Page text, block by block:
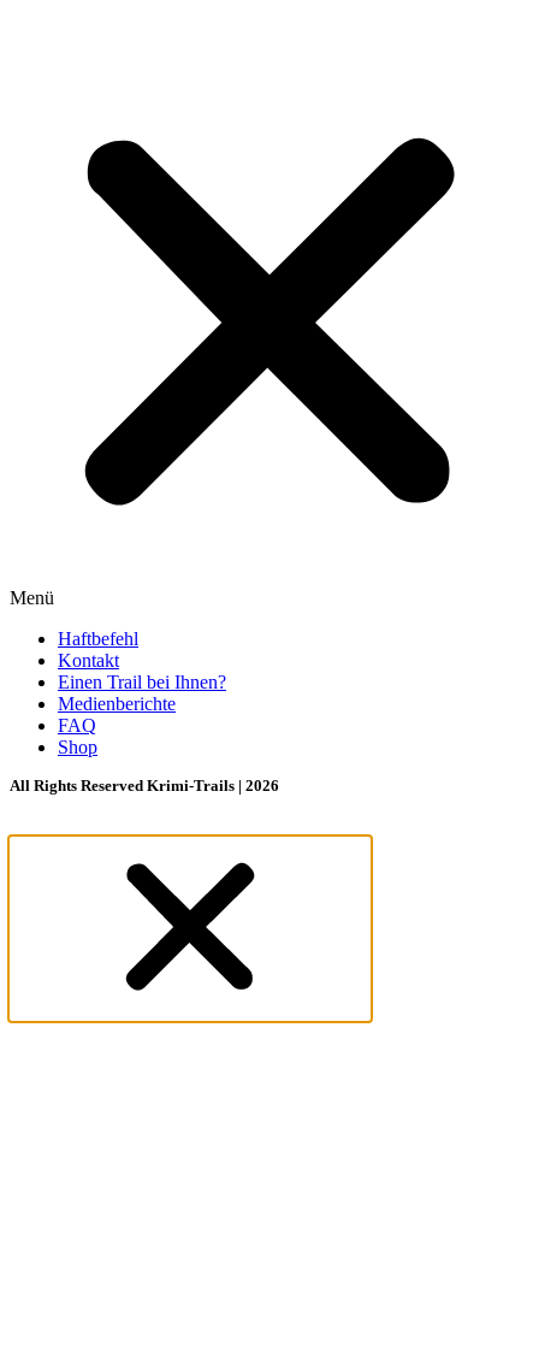
Menü
Haftbefehl
Kontakt
Einen Trail bei Ihnen?
Medienberichte
FAQ
Shop
All Rights Reserved Krimi-Trails | 2026